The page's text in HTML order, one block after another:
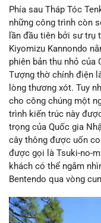
Phía sau Tháp Tóc
những công trình còn
lần đầu tiên bởi sư trụ
Kiyomizu Kannondo
phiên bản thu nhỏ của
Tượng thờ chính điện
lòng thương xót. Tuy
cho công chúng một
trình kiến trúc này
trọng của Quốc gia
cây thông được uốn
được gọi là Tsuki-no-
khách có thể ngắm
Bentendo qua vòng